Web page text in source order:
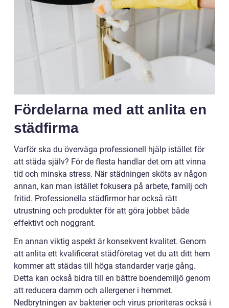
Fördelarna med att anlita en
städfirma
Varför ska du överväga professionell hjälp istället för
att städa själv? För de flesta handlar det om att vinna
tid och minska stress. När städningen sköts av någon
annan, kan man istället fokusera på arbete, familj och
fritid. Professionella städfirmor har också rätt
utrustning och produkter för att göra jobbet både
effektivt och noggrant.
En annan viktig aspekt är konsekvent kvalitet. Genom
att anlita ett kvalificerat städföretag vet du att ditt hem
kommer att städas till höga standarder varje gång.
Detta kan också bidra till en bättre boendemiljö genom
att reducera damm och allergener i hemmet.
Nedbrytningen av bakterier och virus prioriteras också i